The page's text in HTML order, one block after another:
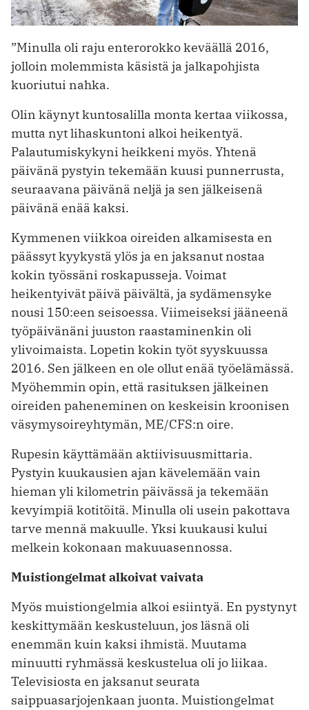
”Minulla oli raju enterorokko ­keväällä 2016,
jolloin molemmista käsistä ja jalkapohjista
kuoriutui nahka.
Olin käynyt kuntosalilla monta kertaa viikossa,
mutta nyt ­lihaskuntoni alkoi heikentyä.
Palautumiskykyni heikkeni myös. Yhtenä
päivänä pystyin tekemään kuusi punnerrusta,
seuraavana päivänä neljä ja sen jälkeisenä
päivänä enää kaksi.
Kymmenen viikkoa oireiden alkamisesta en
päässyt kyykystä ylös ja en jaksanut nostaa
kokin työssäni roskapus­seja. Voimat
heikentyivät päivä päivältä, ja sydämensyke
nousi 150:een seisoessa. Viimeiseksi jääneenä
työpäivänäni juuston raastaminenkin oli
ylivoimaista. Lopetin kokin työt syyskuussa
2016. Sen jälkeen en ole ollut enää työelämässä.
Myöhemmin opin, että rasituksen jälkeinen
oireiden paheneminen on keskeisin kroonisen
väsymysoireyhtymän, ME/CFS:n oire.
Rupesin käyttämään aktiivisuusmit­taria.
Pystyin kuukausien ajan kävelemään vain
hieman yli kilometrin päivässä ja tekemään
kevyimpiä kotitöitä. Minulla oli usein pakottava
tarve mennä makuulle. Yksi kuukausi kului
melkein kokonaan makuuasennossa.
Muistiongelmat alkoivat vaivata
Myös muistiongelmia alkoi esiintyä. En pystynyt
keskittymään keskusteluun, jos läsnä oli
enemmän kuin kaksi ihmistä. Muutama
minuutti ryhmässä keskus­telua oli jo liikaa.
Televisiosta en jak­sanut seurata
saippuasarjojenkaan juonta. Muistiongelmat